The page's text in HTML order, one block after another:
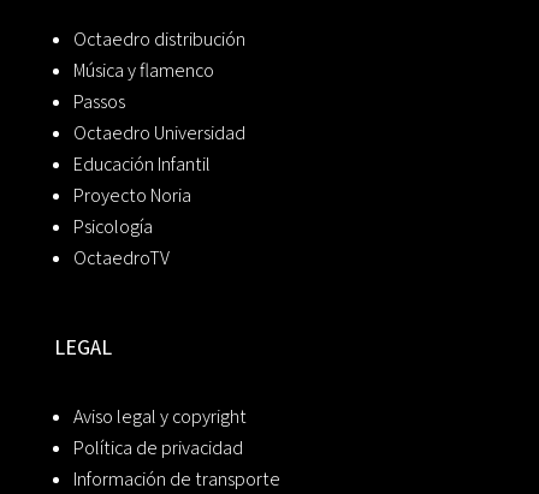
Octaedro distribución
Música y flamenco
Passos
Octaedro Universidad
Educación Infantil
Proyecto Noria
Psicología
OctaedroTV
LEGAL
Aviso legal y copyright
Política de privacidad
Información de transporte